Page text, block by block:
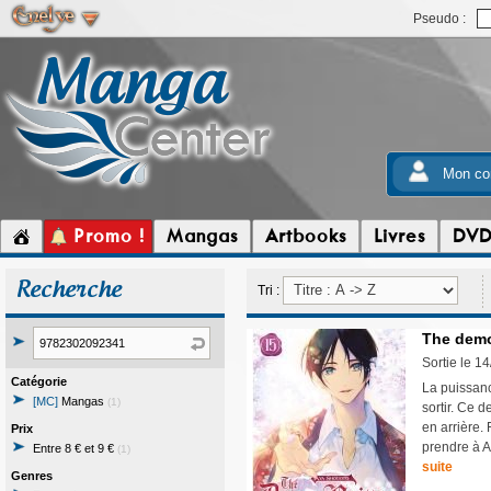
Pseudo :
Mon
Promo ! Mangas Artbooks Livres DVD
Recherche
Catégorie
[MC] Mangas (1)
Prix
Entre 8 € et 9 € (1)
Genres
Tri :
The
Sortie le
La
sortir. Ce
en arrière.
prendre à
suite